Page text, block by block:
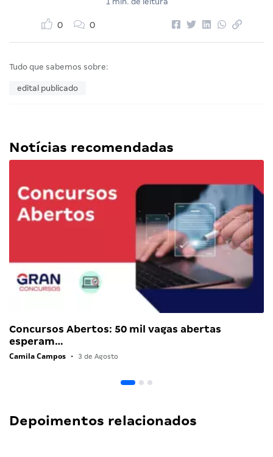
0 0
Tudo que sabemos sobre:
edital publicado
Notícias recomendadas
Concursos Abertos: 50 mil vagas abertas
esperam…
Camila Campos • 3 de Agosto
Depoimentos relacionados